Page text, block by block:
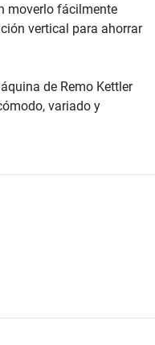
moverlo fácilmente
vertical para ahorrar
de Remo Kettler
variado y